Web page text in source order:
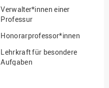
Verwalter*innen einer
Professur
Honorarprofessor*innen
Lehrkraft für besondere
Aufgaben